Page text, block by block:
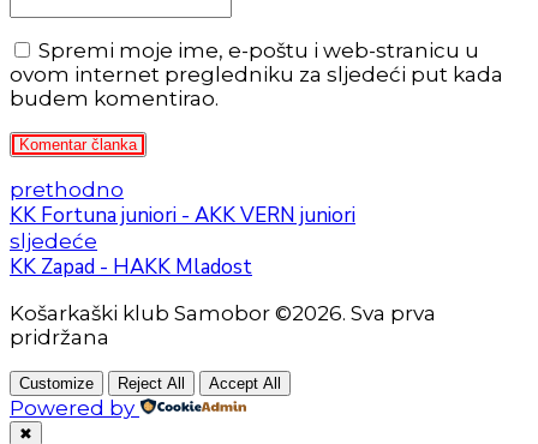
Spremi moje ime, e-poštu i web-stranicu u
ovom internet pregledniku za sljedeći put kada
budem komentirao.
Komentar članka
prethodno
KK Fortuna juniori - AKK VERN juniori
sljedeće
KK Zapad - HAKK Mladost
Košarkaški klub Samobor ©2026. Sva prva
pridržana
Customize Reject All Accept All
Powered by
✖